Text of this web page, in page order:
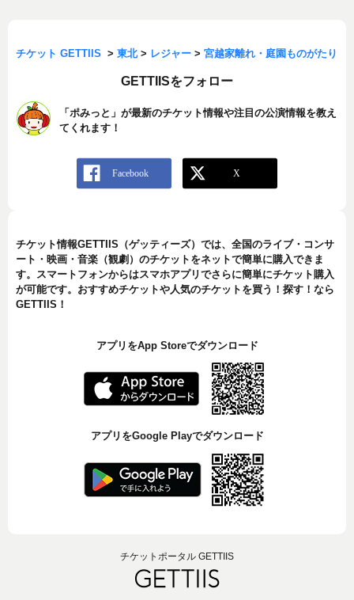
チケット GETTIIS > 東北> レジャー > 宮越家離れ・庭園ものがたり
GETTIISをフォロー
「ポみっと」が最新のチケット情報や注目の公演情報を教え
てくれます！
チケット情報GETTIIS（ゲッティーズ）では、全国のライブ・コンサ
ート・映画・音楽（観劇）のチケットをネットで簡単に購入できま
す。スマートフォンからはスマホアプリでさらに簡単にチケット購入
が可能です。おすすめチケットや人気のチケットを買う！探す！なら
GETTIIS！
アプリをApp Storeでダウンロード
アプリをGoogle Playでダウンロード
チケットポータル GETTIIS